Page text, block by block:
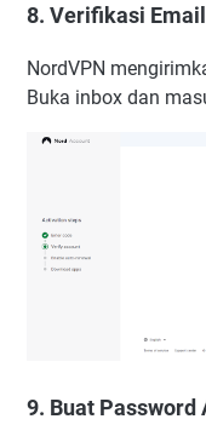
8. Verifikasi Email
NordVPN
Buka inbox dan
9. Buat Password